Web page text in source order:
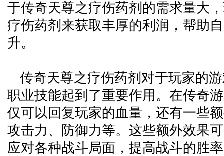
于传奇天尊之疗伤药剂的需求量大
疗伤药剂来获取丰厚的利润，帮助
升。
传奇天尊之疗伤药剂对于玩家的
职业技能起到了重要作用。在传奇
仅可以回复玩家的血量，还有一些
攻击力、防御力等。这些额外效果
应对各种战斗局面，提高战斗的胜